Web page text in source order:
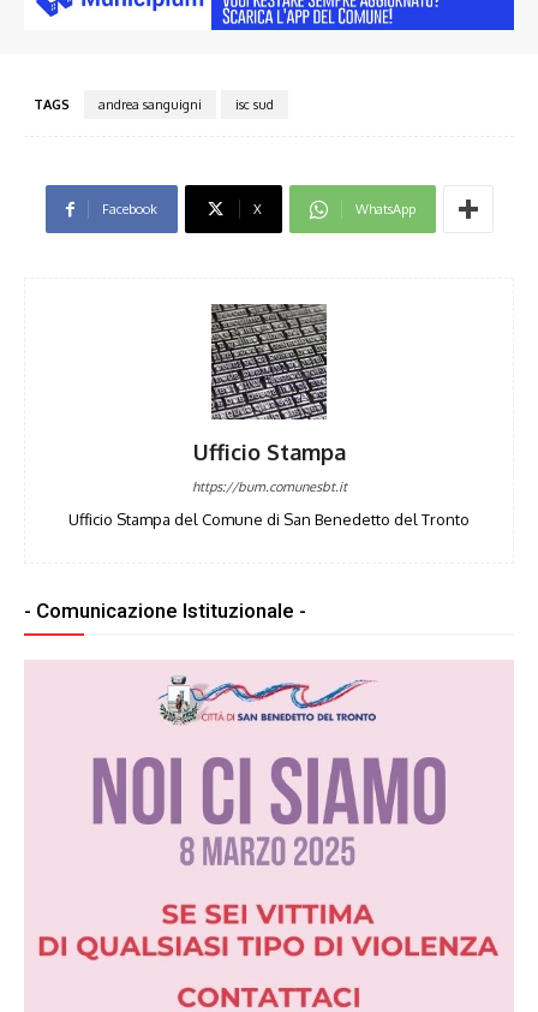
TAGS andrea sanguigni isc sud
Facebook X WhatsApp
Ufficio Stampa
https://bum.comunesbt.it
Ufficio Stampa del Comune di San Benedetto del Tronto
- Comunicazione Istituzionale -